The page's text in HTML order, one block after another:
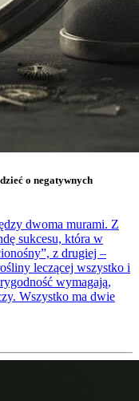
o negatywnych
dwoma murami. Z
sukcesu, która w
z drugiej –
leczącej wszystko i
wymagają,
Wszystko ma dwie